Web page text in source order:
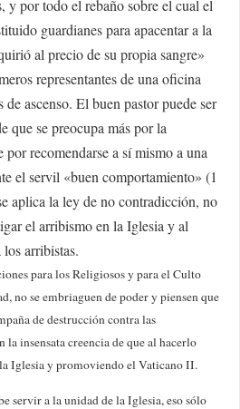
y por todo el rebaño sobre el cual el
guardianes para apacentar a la
al precio de su propia sangre»
representantes de una oficina
ascenso. El buen pastor puede ser
que se preocupa más por la
por recomendarse a sí mismo a una
el servil «buen comportamiento» (1
aplica la ley de no contradicción, no
el arribismo en la Iglesia y al
arribistas.
para los Religiosos y para el Culto
no se embriaguen de poder y piensen que
de destrucción contra las
insensata creencia de que al hacerlo
Iglesia y promoviendo el Vaticano II.
servir a la unidad de la Iglesia, eso sólo